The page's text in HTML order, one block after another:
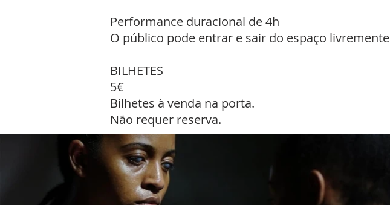
Performance duracional de 4h
O público pode entrar e sair do espaço livremente
BILHETES
5€
Bilhetes à venda na porta.
Não requer reserva.